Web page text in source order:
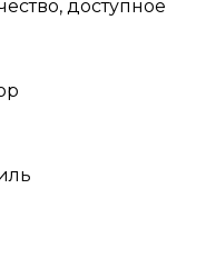
доступное